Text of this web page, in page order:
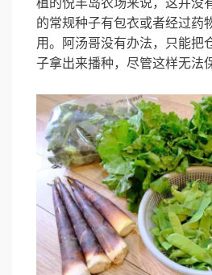
的常规种子有包衣或者经过药
用。阿汤哥没有办法，只能把
子拿出来播种，尽管这样无法